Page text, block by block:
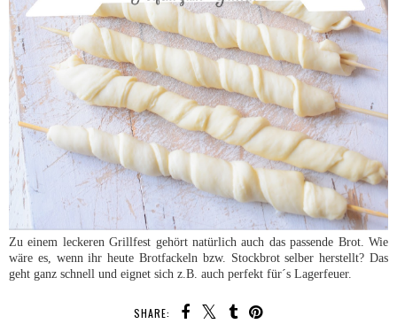
Zu einem leckeren Grillfest gehört natürlich auch das passende Brot. Wie
wäre es, wenn ihr heute Brotfackeln bzw. Stockbrot selber herstellt? Das
geht ganz schnell und eignet sich z.B. auch perfekt für´s Lagerfeuer.
SHARE: